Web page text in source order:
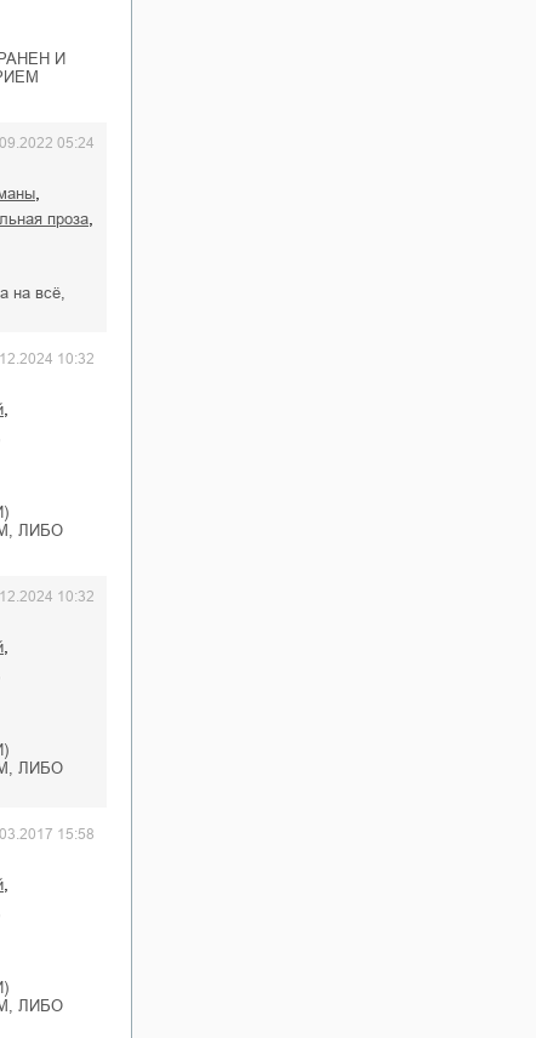
И
05:24
проза
на всё,
10:32
ЛИБО
10:32
ЛИБО
15:58
ЛИБО